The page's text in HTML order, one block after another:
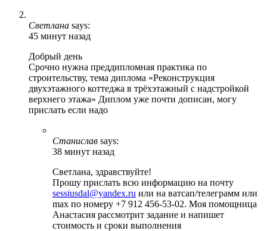
Светлана says:
45 минут назад
Добрый день
Срочно нужна преддипломная практика по
строительству, тема диплома «Реконструкция
двухэтажного коттеджа в трёхэтажный с надстройкой
верхнего этажа» Диплом уже почти дописан, могу
прислать если надо
Станислав says:
38 минут назад
Светлана, здравствуйте!
Прошу прислать всю информацию на почту
sessiusdal@yandex.ru или на ватсап/телеграмм или
max по номеру +7 912 456-53-02. Моя помощница
Анастасия рассмотрит задание и напишет
стоимость и сроки выполнения